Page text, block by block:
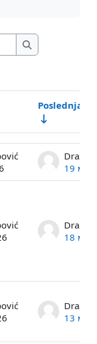
Pretraži forume
Pretraži forume
Poslednja
19 мај
18 мар
13 мар